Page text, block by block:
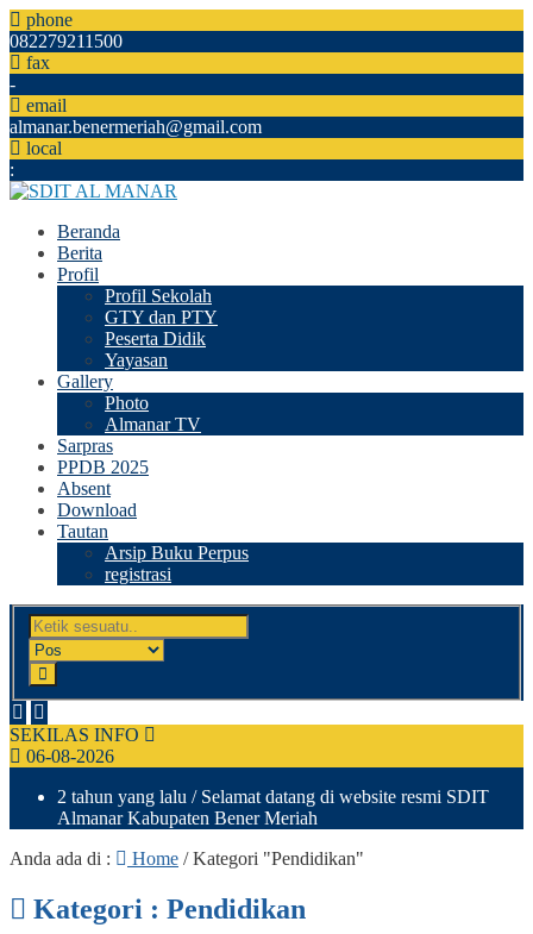
phone
082279211500
fax
-
email
almanar.benermeriah@gmail.com
local
:
Beranda
Berita
Profil
Profil Sekolah
GTY dan PTY
Peserta Didik
Yayasan
Gallery
Photo
Almanar TV
Sarpras
PPDB 2025
Absent
Download
Tautan
Arsip Buku Perpus
registrasi
SEKILAS INFO
06-08-2026
2 tahun yang lalu / Selamat datang di website resmi SDIT
Almanar Kabupaten Bener Meriah
Anda ada di :
Home /Kategori "Pendidikan"
Kategori : Pendidikan